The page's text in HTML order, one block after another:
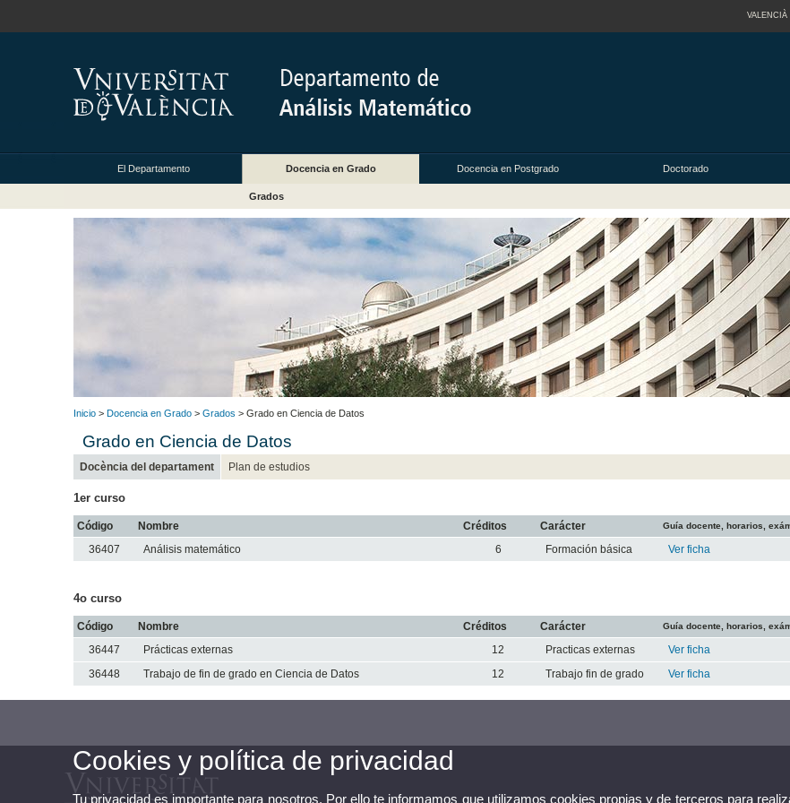
VALENCIÀ
El Departamento Docencia en Grado Docencia en Postgrado Doctorado
Grados
Inicio > Docencia en Grado > Grados > Grado en Ciencia de Datos
Grado en Ciencia de Datos
Docència del departament Plan de estudios
1er curso
Código Nombre Créditos Carácter Guía docente, horarios,
36407 Análisis matemático 6 Formación básica Ver ficha
4o curso
Código Nombre Créditos Carácter Guía docente, horarios,
36447 Prácticas externas 12 Practicas externas
Ver ficha
36448
Trabajo de fin de grado en Ciencia de Datos 12 Trabajo fin de grado Ver ficha
Cookies y política de privacidad
Tu privacidad es importante para nosotros. Por ello te informamos que utilizamos cookies propias y de terceros para